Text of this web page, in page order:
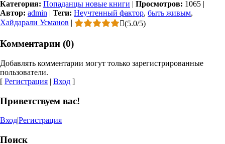
Категория: Попаданцы новые книги | Просмотров: 1065 |
Автор: admin | Теги: Неучтенный фактор, быть живым,
Хайдарали Усманов | (5.0/5)
Комментарии (0)
Добавлять комментарии могут только зарегистрированные
пользователи.
[ Регистрация | Вход ]
Приветствуем вас!
Вход|Регистрация
Поиск